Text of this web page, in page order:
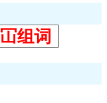
冚组词